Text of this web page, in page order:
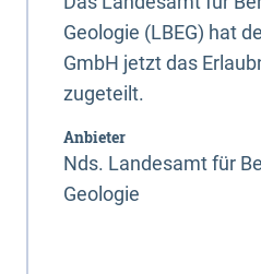
Geologie (LBEG) hat
GmbH jetzt das
zugeteilt.
Anbieter
Nds. Landesamt für
Geologie